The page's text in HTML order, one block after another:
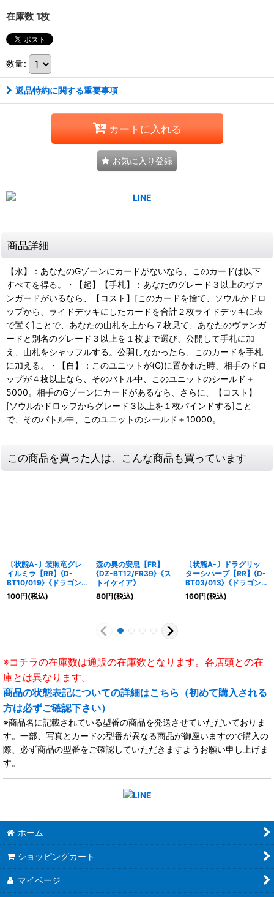
在庫数 1枚
数量:
返品特約に関する重要事項
カートに入れる
お気に入り登録
商品詳細
【永】：あなたのGゾーンにカードがないなら、このカードは以下
すべてを得る。・【起】【手札】：あなたのグレード３以上のヴァ
ンガードがいるなら、【コスト】[このカードを捨て、ソウルかドロ
ップから、ライドデッキにしたカードを合計２枚ライドデッキに表
で置く]ことで、あなたの山札を上から７枚見て、あなたのヴァンガ
ードと別名のグレード３以上を１枚まで選び、公開して手札に加
え、山札をシャッフルする。公開しなかったら、このカードを手札
に加える。・【自】：このユニットが(G)に置かれた時、相手のドロ
ップが４枚以上なら、そのバトル中、このユニットのシールド＋
5000。相手のGゾーンにカードがあるなら、さらに、【コスト】
[ソウルかドロップからグレード３以上を１枚バインドする]こと
で、そのバトル中、このユニットのシールド＋10000。
この商品を買った人は、こんな商品も買っています
〔状態A-〕装照竜グレ
イルミラ【RR】{D-
BT10/019}《ドラゴンエ
ンパイア》
100円(税込)
森の奥の安息【FR】
{DZ-BT12/FR39}《ス
トイケイア》
80円(税込)
〔状態A-〕ドラグリッ
ターシハーブ【RR】{D-
BT03/013}《ドラゴン
エンパイア》
160円(税込)
※コチラの在庫数は通販の在庫数となります。各店頭との在
庫とは異なります。
商品の状態表記についての詳細はこちら（初めて購入される
方は必ずご確認下さい）
※商品名に記載されている型番の商品を発送させていただいておりま
す。一部、写真とカードの型番が異なる商品が御座いますので購入の
際、必ず商品の型番をご確認していただきますようお願い申し上げま
す。
ホーム
ショッピングカート
マイページ